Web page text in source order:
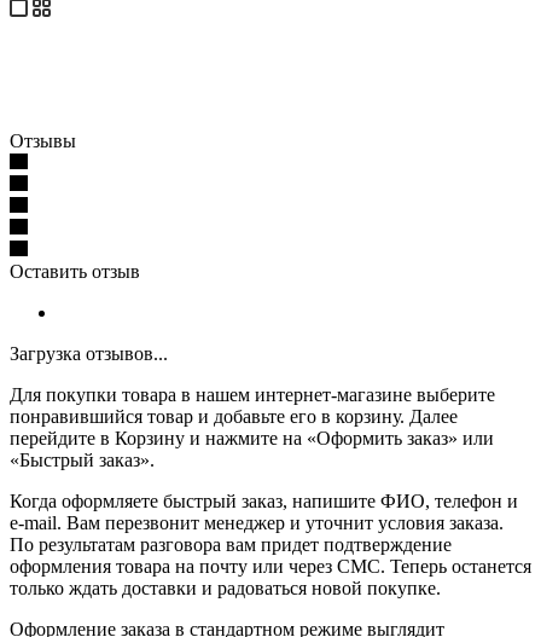
Отзывы
Оставить отзыв
Загрузка отзывов...
Для покупки товара в нашем интернет-магазине выберите
понравившийся товар и добавьте его в корзину. Далее
перейдите в Корзину и нажмите на «Оформить заказ» или
«Быстрый заказ».
Когда оформляете быстрый заказ, напишите ФИО, телефон и
e-mail. Вам перезвонит менеджер и уточнит условия заказа.
По результатам разговора вам придет подтверждение
оформления товара на почту или через СМС. Теперь останется
только ждать доставки и радоваться новой покупке.
Оформление заказа в стандартном режиме выглядит